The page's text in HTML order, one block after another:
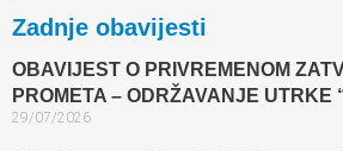
Zadnje obavijesti
OBAVIJEST O PRIVREMENOM
PROMETA – ODRŽAVANJE UTRKE
29/07/2026